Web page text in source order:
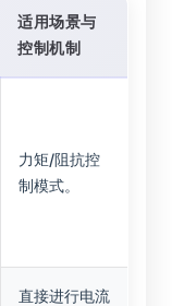
适用场景与
控制机制
力矩/阻抗控
制模式。
直接进行电流